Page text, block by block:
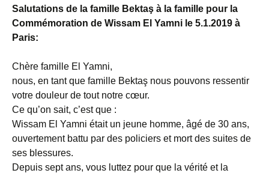
Salutations de la famille Bektaş à la famille pour la
Commémoration de Wissam El Yamni le 5.1.2019 à
Paris:
Chère famille El Yamni,
nous, en tant que famille Bektaş nous pouvons ressentir
votre douleur de tout notre cœur.
Ce qu’on sait, c’est que :
Wissam El Yamni était un jeune homme, âgé de 30 ans,
ouvertement battu par des policiers et mort des suites de
ses blessures.
Depuis sept ans, vous luttez pour que la vérité et la